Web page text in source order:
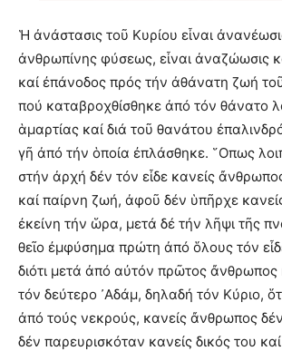
Ἡ ἀνάστασις τοῦ Κυρίου εἶναι
ἀνθρωπίνης φύσεως, εἶναι ἀναζώωσις
καί ἐπάνοδος πρός τήν ἀθάνατη ζωή
πού καταβροχθίσθηκε ἀπό τόν θάνατο
ἁμαρτίας καί διά τοῦ θανάτου
γῆ ἀπό τήν ὁποία ἐπλάσθηκε. ῞Οπως
στήν ἀρχή δέν τόν εἶδε κανείς
καί παίρνη ζωή, ἀφοῦ δέν ὑπῆρχε
ἐκείνη τήν ὥρα, μετά δέ τήν λῆψι τῆς
θεῖο ἐμφύσημα πρώτη ἀπό ὅλους τόν
διότι μετά ἀπό αὐτόν πρῶτος ἄνθρωπος
τόν δεύτερο ᾿Αδάμ, δηλαδή τόν Κύριο,
ἀπό τούς νεκρούς, κανείς ἄνθρωπος
δέν παρευρισκόταν κανείς δικός του